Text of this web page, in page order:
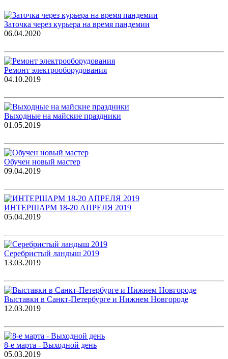
Заточка через курьера на время пандемии
06.04.2020
Ремонт электрооборудования
04.10.2019
Выходные на майские праздники
01.05.2019
Обучен новый мастер
09.04.2019
ИНТЕРШАРМ 18-20 АПРЕЛЯ 2019
05.04.2019
Серебристый ландыш 2019
13.03.2019
Выставки в Санкт-Петербурге и Нижнем Новгороде
12.03.2019
8-е марта - Выходной день
05.03.2019